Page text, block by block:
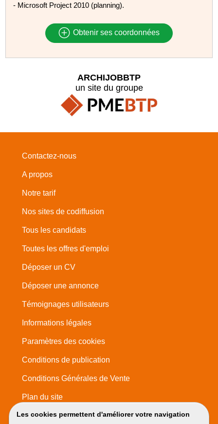
- Microsoft Project 2010 (planning).
Obtenir ses coordonnées
Les cookies permettent d'améliorer votre navigation
ARCHIJOBBTP
un site du groupe
Contactez-nous
A propos
Notre tarif
Nos sites de codiffusion
Tous les candidats
Toutes les offres d'emploi
Déposer un CV
Déposer une annonce
Témoignages utilisateurs
Informations légales
Paramètres des cookies
Conditions de publication
Conditions Générales de Vente
Plan du site